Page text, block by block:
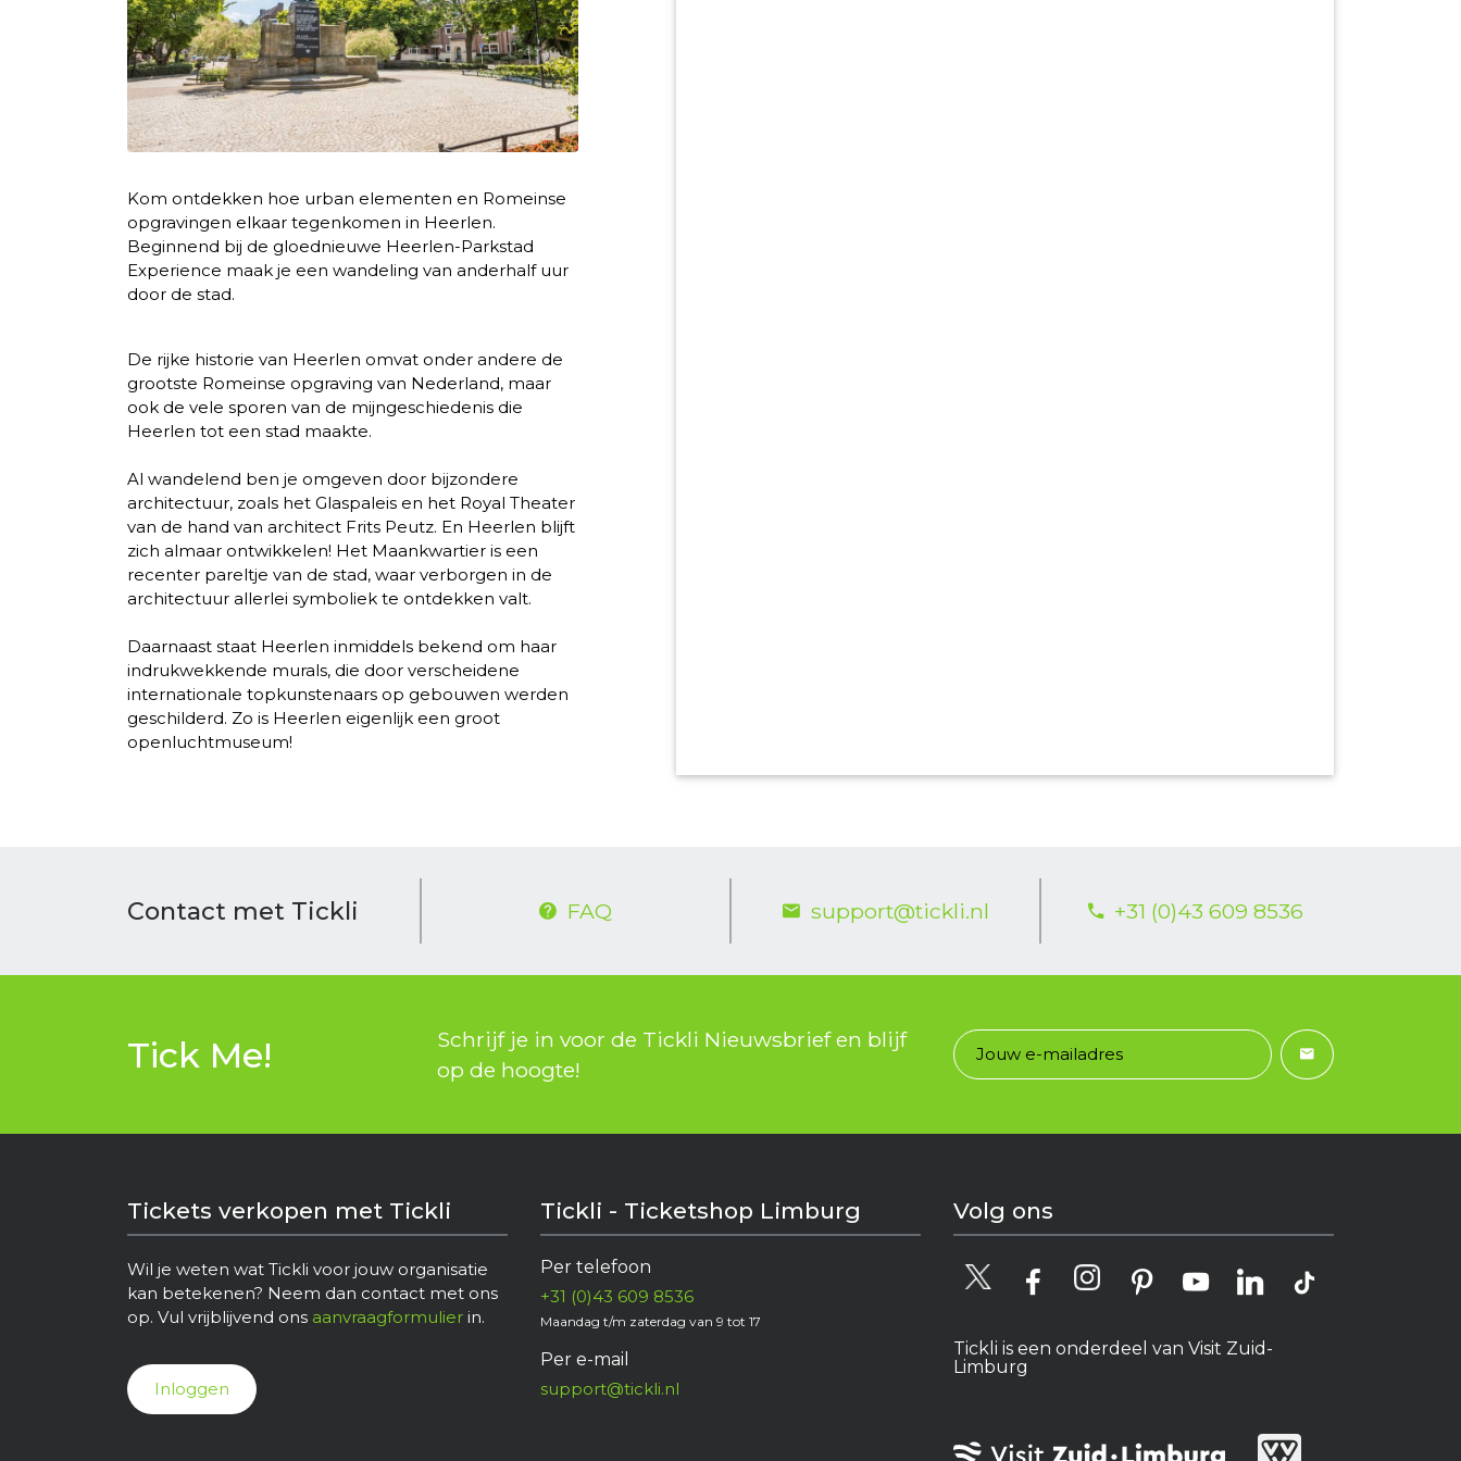
Kom ontdekken hoe urban elementen en Romeinse
opgravingen elkaar tegenkomen in Heerlen.
Beginnend bij de gloednieuwe Heerlen-Parkstad
Experience maak je een wandeling van anderhalf uur
door de stad.
De rijke historie van Heerlen omvat onder andere de
grootste Romeinse opgraving van Nederland, maar
ook de vele sporen van de mijngeschiedenis die
Heerlen tot een stad maakte.
Al wandelend ben je omgeven door bijzondere
architectuur, zoals het Glaspaleis en het Royal Theater
van de hand van architect Frits Peutz. En Heerlen blijft
zich almaar ontwikkelen! Het Maankwartier is een
recenter pareltje van de stad, waar verborgen in de
architectuur allerlei symboliek te ontdekken valt.
Daarnaast staat Heerlen inmiddels bekend om haar
indrukwekkende murals, die door verscheidene
internationale topkunstenaars op gebouwen werden
geschilderd. Zo is Heerlen eigenlijk een groot
openluchtmuseum!
Contact met Tickli FAQ support@tickli.nl +31 (0)43 609 8536
Tick Me!
Schrijf je in voor de Tickli Nieuwsbrief en blijf
op de hoogte!
Tickets verkopen met Tickli
Wil je weten wat Tickli voor jouw organisatie
kan betekenen? Neem dan contact met ons
op. Vul vrijblijvend ons aanvraagformulier in.
Inloggen
Tickli - Ticketshop Limburg
Per telefoon
+31 (0)43 609 8536
Maandag t/m zaterdag van 9 tot 17
Per e-mail
support@tickli.nl
Volg ons
Tickli is een onderdeel van Visit Zuid-
Limburg